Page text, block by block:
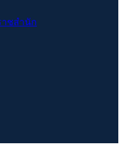
าชสำนัก